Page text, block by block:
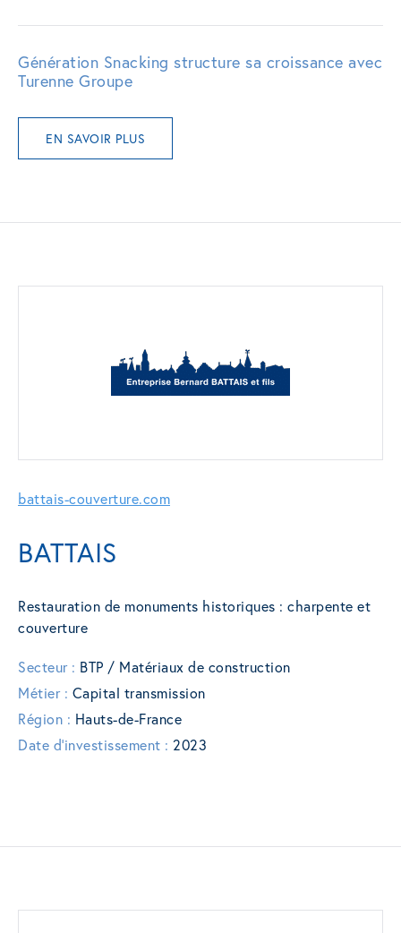
Génération Snacking structure sa croissance avec
Turenne Groupe
EN SAVOIR PLUS
battais-couverture.com
BATTAIS
Restauration de monuments historiques : charpente et
couverture
Secteur : BTP / Matériaux de construction
Métier : Capital transmission
Région : Hauts-de-France
Date d'investissement : 2023